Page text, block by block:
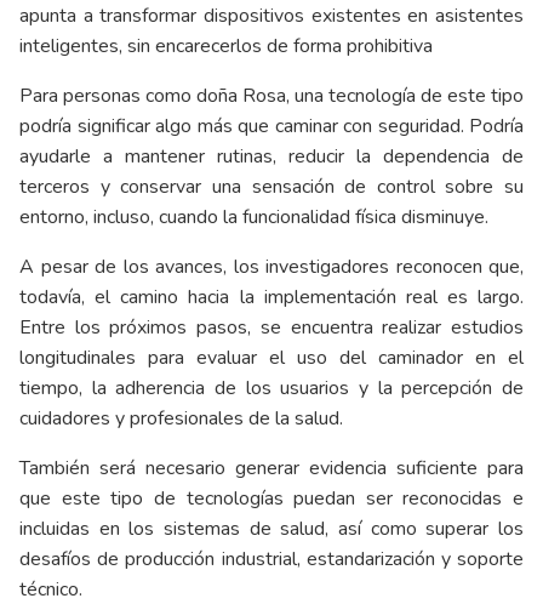
apunta a transformar dispositivos existentes en asistentes
inteligentes, sin encarecerlos de forma prohibitiva
Para personas como doña Rosa, una tecnología de este tipo
podría significar algo más que caminar con seguridad. Podría
ayudarle a mantener rutinas, reducir la dependencia de
terceros y conservar una sensación de control sobre su
entorno, incluso, cuando la funcionalidad física disminuye.
A pesar de los avances, los investigadores reconocen que,
todavía, el camino hacia la implementación real es largo.
Entre los próximos pasos, se encuentra realizar estudios
longitudinales para evaluar el uso del caminador en el
tiempo, la adherencia de los usuarios y la percepción de
cuidadores y profesionales de la salud.
También será necesario generar evidencia suficiente para
que este tipo de tecnologías puedan ser reconocidas e
incluidas en los sistemas de salud, así como superar los
desafíos de producción industrial, estandarización y soporte
técnico.